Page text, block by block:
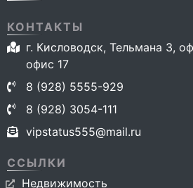
КОНТАКТЫ
г. Кисловодск, Тельмана 3,
офис 17
8 (928) 5555-929
8 (928) 3054-111
vipstatus555@mail.ru
ССЫЛКИ
Недвижимость